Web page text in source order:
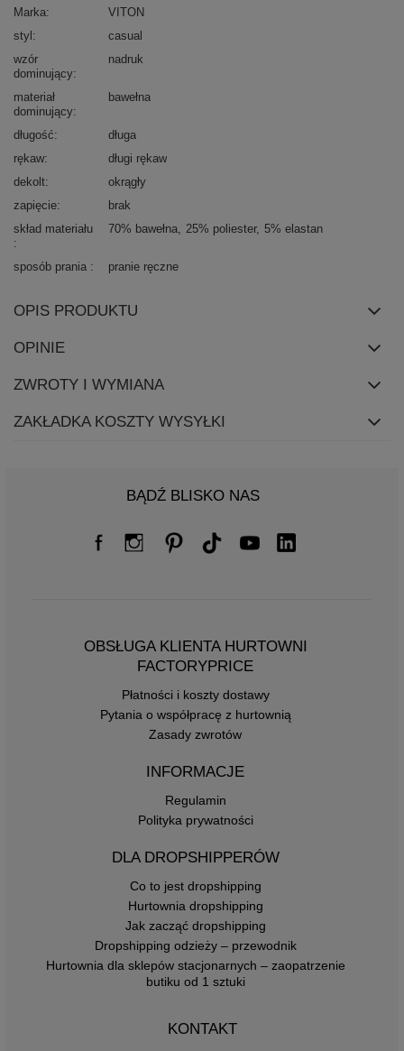
Marka
VITON
styl
casual
wzór
dominujący
nadruk
materiał
dominujący
bawełna
długość
długa
rękaw
długi rękaw
dekolt
okrągły
zapięcie
brak
skład materiału
70% bawełna 25% poliester 5% elastan
sposób prania pranie ręczne
OPIS PRODUKTU
OPINIE
ZWROTY I WYMIANA
ZAKŁADKA KOSZTY WYSYŁKI
BĄDŹ BLISKO NAS
OBSŁUGA KLIENTA HURTOWNI
FACTORYPRICE
Płatności i koszty dostawy
Pytania o współpracę z hurtownią
Zasady zwrotów
INFORMACJE
Regulamin
Polityka prywatności
DLA DROPSHIPPERÓW
Co to jest dropshipping
Hurtownia dropshipping
Jak zacząć dropshipping
Dropshipping odzieży – przewodnik
Hurtownia dla sklepów stacjonarnych – zaopatrzenie
butiku od 1 sztuki
KONTAKT